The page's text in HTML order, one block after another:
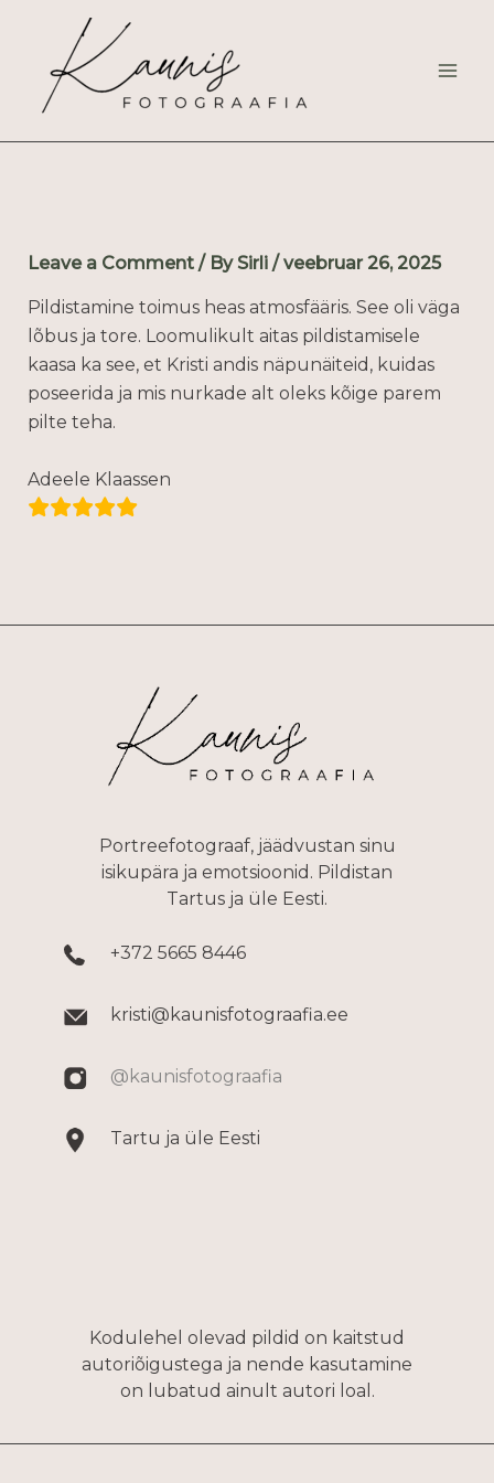
content
Leave a Comment / By Sirli /veebruar 26, 2025
Pildistamine toimus heas atmosfääris. See oli väga
lõbus ja tore. Loomulikult aitas pildistamisele
kaasa ka see, et Kristi andis näpunäiteid, kuidas
poseerida ja mis nurkade alt oleks kõige parem
pilte teha.
Adeele Klaassen
Portreefotograaf, jäädvustan sinu
isikupära ja emotsioonid. Pildistan
Tartus ja üle Eesti.
+372 5665 8446
kristi@kaunisfotograafia.ee
@kaunisfotograafia
Tartu ja üle Eesti
Kodulehel olevad pildid on kaitstud
autoriõigustega ja nende kasutamine
on lubatud ainult autori loal.